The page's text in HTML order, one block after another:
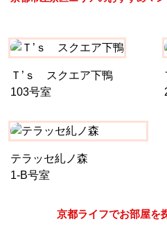
Ｔ’ｓ スクエア下鴨
103号室
テラッセ糺ノ森
1-B号室
京都ライフでお部屋を